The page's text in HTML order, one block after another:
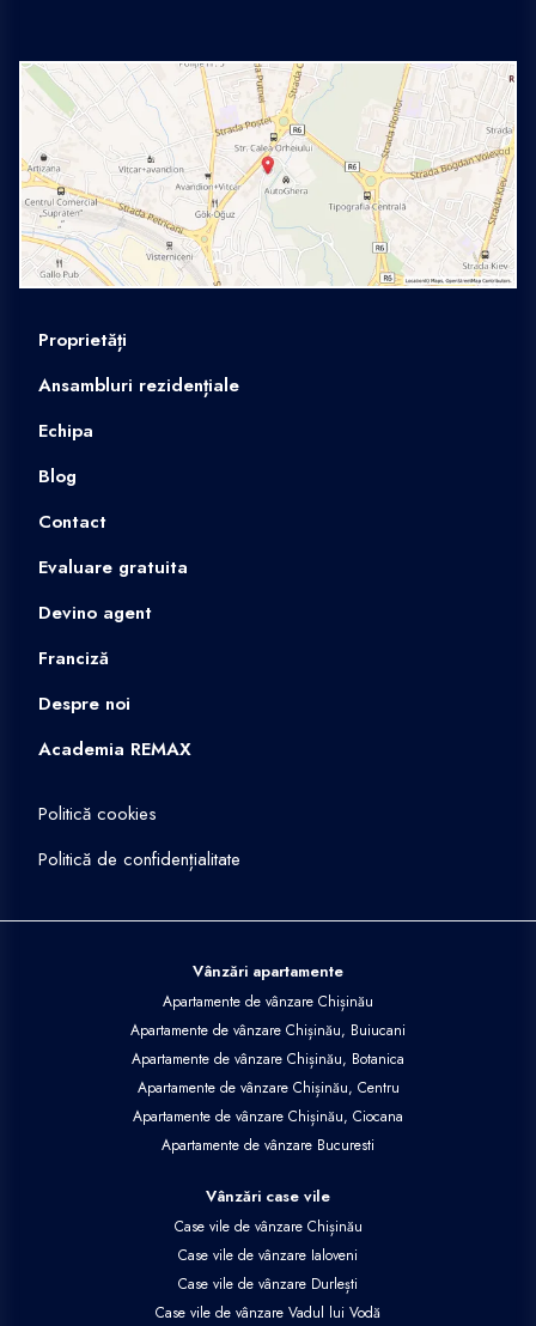
Proprietăți
Ansambluri rezidențiale
Echipa
Blog
Contact
Evaluare gratuita
Devino agent
Franciză
Despre noi
Academia REMAX
Politică cookies
Politică de confidențialitate
Vânzări apartamente
Apartamente de vânzare Chișinău
Apartamente de vânzare Chișinău, Buiucani
Apartamente de vânzare Chișinău, Botanica
Apartamente de vânzare Chișinău, Centru
Apartamente de vânzare Chișinău, Ciocana
Apartamente de vânzare Bucuresti
Vânzări case vile
Case vile de vânzare Chișinău
Case vile de vânzare Ialoveni
Case vile de vânzare Durlești
Case vile de vânzare Vadul lui Vodă